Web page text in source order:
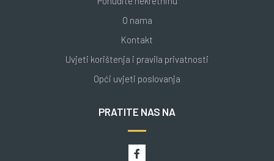
O nama
Kontakt
Uvjeti korištenja i pravila privatnosti
Opći uvjeti poslovanja
PRATITE NAS NA